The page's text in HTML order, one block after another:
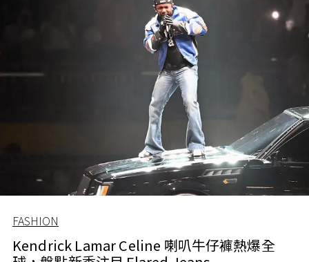
FASHION
Kendrick Lamar Celine 喇叭牛仔褲熱爆全